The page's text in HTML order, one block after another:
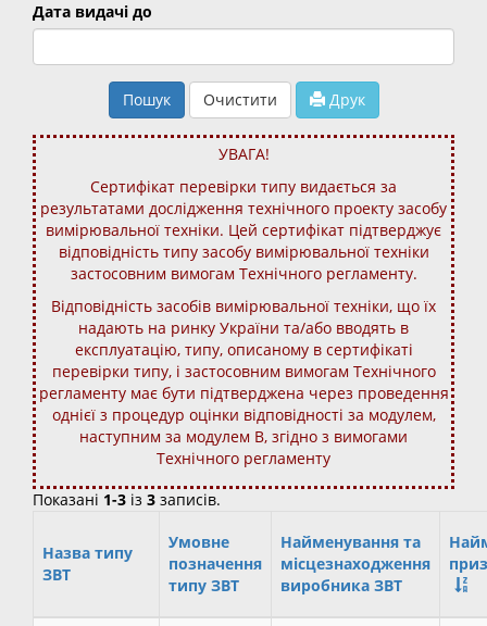
Дата видачі до
Пошук Очистити Друк
УВАГА!
Сертифікат перевірки типу видається за
результатами дослідження технічного проекту засобу
вимірювальної техніки. Цей сертифікат підтверджує
відповідність типу засобу вимірювальної техніки
застосовним вимогам Технічного регламенту.
Відповідність засобів вимірювальної техніки, що їх
надають на ринку України та/або вводять в
експлуатацію, типу, описаному в сертифікаті
перевірки типу, і застосовним вимогам Технічного
регламенту має бути підтверджена через проведення
однієї з процедур оцінки відповідності за модулем,
наступним за модулем В, згідно з вимогами
Технічного регламенту
Показані 1-3 із 3 записів.
Назва типу
ЗВТ
Умовне
позначення
типу ЗВТ
Найменування та
місцезнаходження
виробника ЗВТ